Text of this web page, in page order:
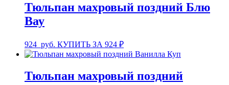
Тюльпан махровый поздний Блю
Вау
924 руб. КУПИТЬ ЗА 924 ₽
Тюльпан махровый поздний